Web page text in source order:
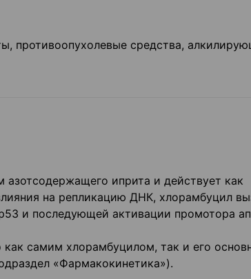
противоопухолевые средства,
иприта и действует как
на репликацию ДНК, хлорамбуцил
и последующей активации промотора
как самим хлорамбуцилом, так и его
«Фармакокинетика»).